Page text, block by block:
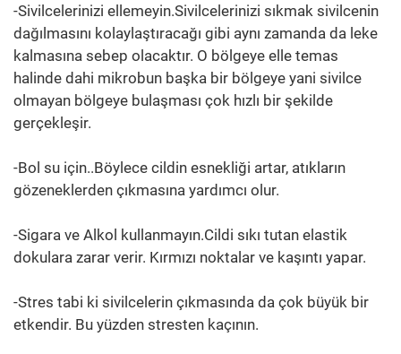
-Sivilcelerinizi ellemeyin.Sivilcelerinizi sıkmak sivilcenin
dağılmasını kolaylaştıracağı gibi aynı zamanda da leke
kalmasına sebep olacaktır. O bölgeye elle temas
halinde dahi mikrobun başka bir bölgeye yani sivilce
olmayan bölgeye bulaşması çok hızlı bir şekilde
gerçekleşir.
-Bol su için..Böylece cildin esnekliği artar, atıkların
gözeneklerden çıkmasına yardımcı olur.
-Sigara ve Alkol kullanmayın.Cildi sıkı tutan elastik
dokulara zarar verir. Kırmızı noktalar ve kaşıntı yapar.
-Stres tabi ki sivilcelerin çıkmasında da çok büyük bir
etkendir. Bu yüzden stresten kaçının.